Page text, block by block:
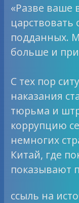
«Разве ваше
царствовать
подданных.
больше и
С тех пор
наказания
тюрьма и
коррупцию
немногих
Китай, где
показывают
ccыль на